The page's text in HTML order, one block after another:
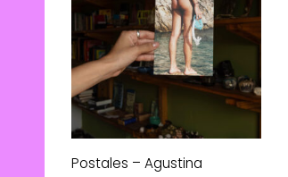
Postales – Agustina